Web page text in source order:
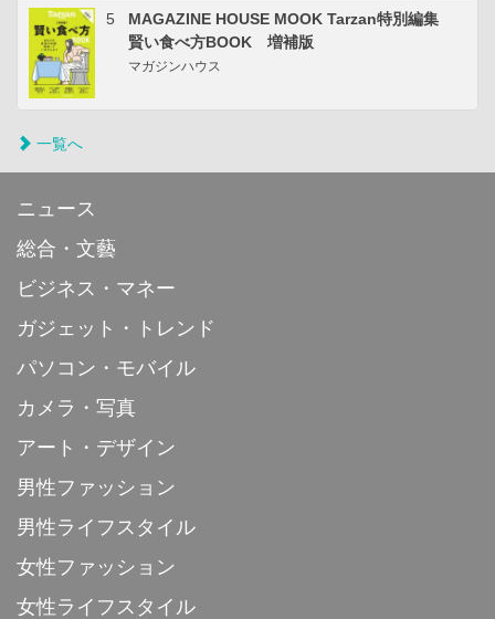
5
MAGAZINE HOUSE MOOK Tarzan特別編集
賢い食べ方BOOK 増補版
マガジンハウス
一覧へ
ニュース
総合・文藝
ビジネス・マネー
ガジェット・トレンド
パソコン・モバイル
カメラ・写真
アート・デザイン
男性ファッション
男性ライフスタイル
女性ファッション
女性ライフスタイル